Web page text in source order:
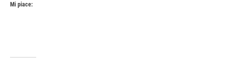
Mi piace: